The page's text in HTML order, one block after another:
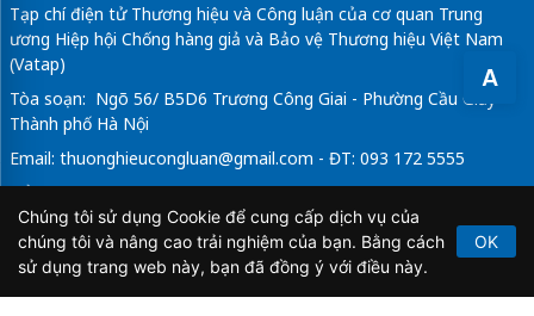
A
Tạp chí điện tử Thương hiệu và Công luận của cơ quan Trung
ương Hiệp hội Chống hàng giả và Bảo vệ Thương hiệu Việt Nam
(Vatap)
Tòa soạn: Ngõ 56/ B5D6 Trương Công Giai - Phường Cầu Giấy -
Thành phố Hà Nội
Email: thuonghieucongluan@gmail.com - ĐT: 093 172 5555
Tổng Biên Tập: Vũ Đức Thuận
Giấy phép hoạt động báo chí điện tử số 64/GP-BTTTT do Bộ
Thông tin và Truyền thông cấp ngày 21/2/2020.
Chúng tôi sử dụng Cookie để cung cấp dịch vụ của
chúng tôi và nâng cao trải nghiệm của bạn. Bằng cách
sử dụng trang web này, bạn đã đồng ý với điều này.
OK